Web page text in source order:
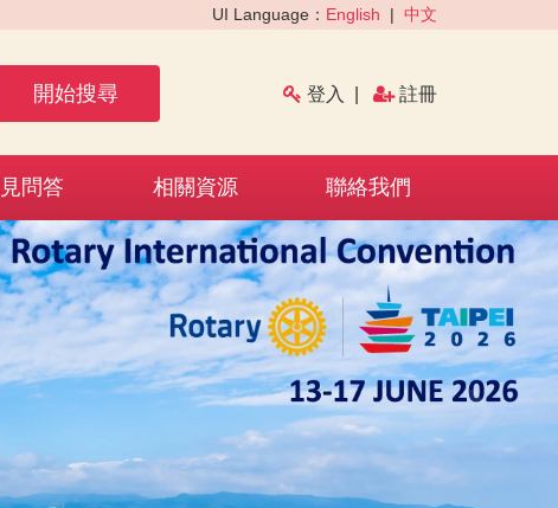
UI Language： English | 中文
開始搜尋 登入 註冊
問答 相關資源 聯絡我們
›